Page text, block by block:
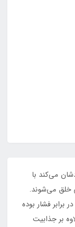
می‌کند با
خلق می‌شوند.
در برابر فشار بوده
بر جذابیت